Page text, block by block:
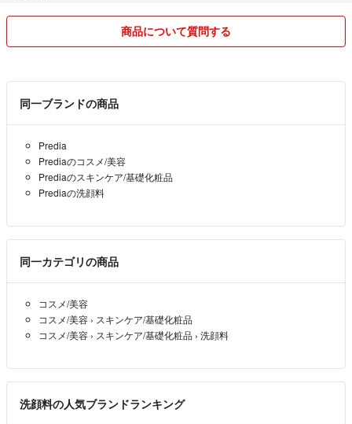
各商品ページにてコメントお願い致します🙇‍♂️
仕事しておりますので返信が遅くなる場合がありますのでご理解頂けれ
ば幸いです。
何卒宜しくお願い致します😌
商品について質問する
同一ブランドの商品
Predia
Prediaのコスメ/美容
Prediaのスキンケア/基礎化粧品
Prediaの洗顔料
同一カテゴリの商品
コスメ/美容
コスメ/美容 › スキンケア/基礎化粧品
コスメ/美容 › スキンケア/基礎化粧品 › 洗顔料
洗顔料の人気ブランドランキング